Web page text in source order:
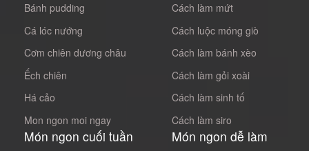
Bánh pudding
Cá lóc nướng
Cơm chiên dương châu
Ếch chiên
Há cảo
Mon ngon moi ngay
Cách làm mứt
Cách luộc móng giò
Cách làm bánh xèo
Cách làm gỏi xoài
Cách làm sinh tố
Cách làm siro
Món ngon cuối tuần Món ngon dễ làm